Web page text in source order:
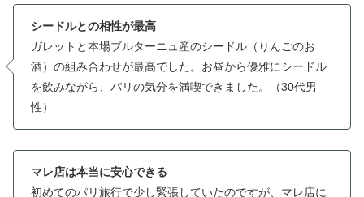
シードルとの相性が最高
ガレットと本場ブルターニュ産のシードル（りんごのお
酒）の組み合わせが最高でした。お昼から優雅にシードル
を飲みながら、パリの気分を満喫できました。（30代男
性）
マレ店は本当に安心できる
初めてのパリ旅行で少し緊張していたのですが、マレ店に